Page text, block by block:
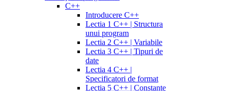
C++
Introducere C++
Lectia 1 C++ | Structura
unui program
Lectia 2 C++ | Variabile
Lectia 3 C++ | Tipuri de
date
Lectia 4 C++ |
Specificatori de format
Lectia 5 C++ | Constante